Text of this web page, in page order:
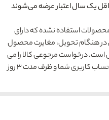
یک سال اعتبار عرضه می‌شوند
استفاده نشده که دارای
هنگام تحویل، مغایرت محصول
درخواست مرجوعی کالا را می
توانید در بخش "سفارش شما" در حساب کاربری شما و ظرف مدت ۳ روز